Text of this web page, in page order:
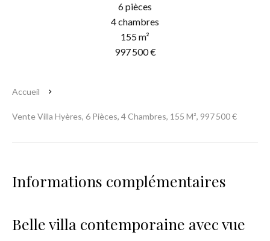
6 pièces
4 chambres
155 m²
997 500 €
Accueil
Vente Villa Hyères, 6 Pièces, 4 Chambres, 155 M², 997 500 €
Informations complémentaires
Belle villa contemporaine avec vue